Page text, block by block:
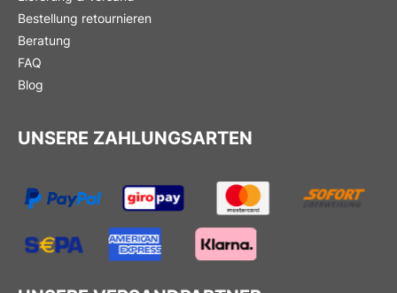
Bestellung retournieren
Beratung
FAQ
Blog
UNSERE ZAHLUNGSARTEN